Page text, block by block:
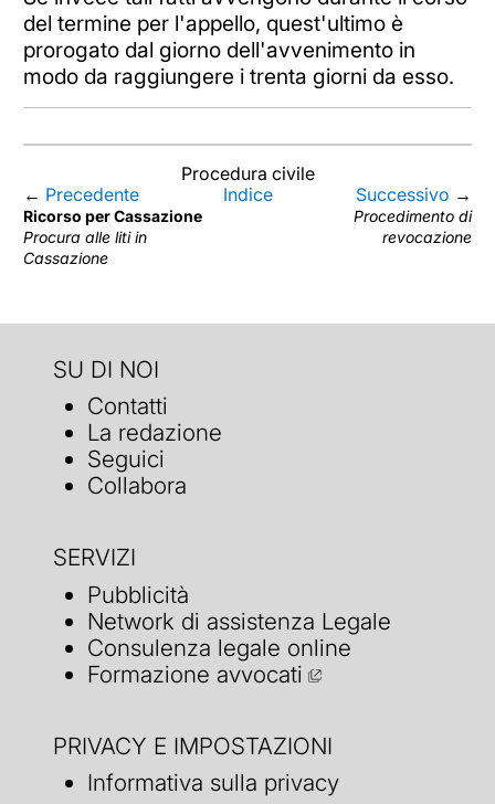
del termine per l'appello, quest'ultimo è
prorogato dal giorno dell'avvenimento in
modo da raggiungere i trenta giorni da esso.
Procedura civile
← Precedente
Ricorso per Cassazione
Procura alle liti in
Cassazione
Indice Successivo →
Procedimento di
revocazione
SU DI NOI
Contatti
La redazione
Seguici
Collabora
SERVIZI
Pubblicità
Network di assistenza Legale
Consulenza legale online
Formazione avvocati
PRIVACY E IMPOSTAZIONI
Informativa sulla privacy